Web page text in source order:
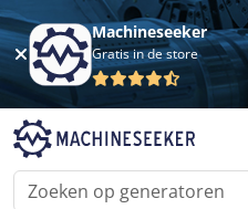
Machineseeker
Gratis in de store